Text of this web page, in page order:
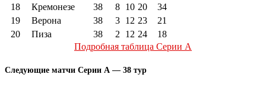
18
Кремонезе 38 8 10 20
34
19
Верона 38 3 12 23
21
20
Пиза 38 2 12 24
18
Подробная таблица Серии А
Следующие матчи Серии А — 38 тур